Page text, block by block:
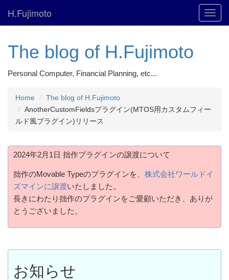
H.Fujimoto
The blog of H.Fujimoto
Personal Computer, Financial Planning, etc...
Home
The blog of H.Fujimoto
AnotherCustomFieldsプラグイン(MTOS用カスタムフィー
ルド風プラグイン)リリース
2024年2月1日 拙作プラグインの譲渡について
拙作のMovable Typeのプラグインを、 株式会社ワールドイ
ズマインに譲渡いたしました。
長きにわたり拙作のプラグインをご愛顧いただき、ありが
とうございました。
お知らせ